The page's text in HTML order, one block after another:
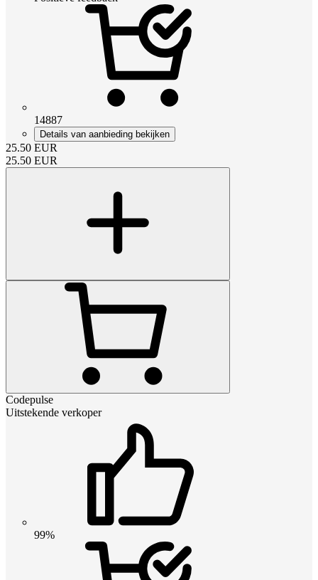
14887
Details van aanbieding bekijken
25.50 EUR
25.50 EUR
Codepulse
Uitstekende verkoper
99%